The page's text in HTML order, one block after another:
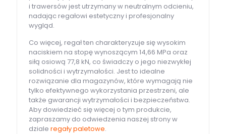
i trawersów jest utrzymany w neutralnym odcieniu,
nadając regałowi estetyczny i profesjonalny
wygląd.
Co więcej, regał ten charakteryzuje się wysokim
naciskiem na stopę wynoszącym 14,66 MPa oraz
siłą osiową 77,8 kN, co świadczy o jego niezwykłej
solidności i wytrzymałości. Jest to idealne
rozwiązanie dla magazynów, które wymagają nie
tylko efektywnego wykorzystania przestrzeni, ale
także gwarancji wytrzymałości i bezpieczeństwa.
Aby dowiedzieć się więcej o tym produkcie,
zapraszamy do odwiedzenia naszej strony w
dzialeregały paletowe.